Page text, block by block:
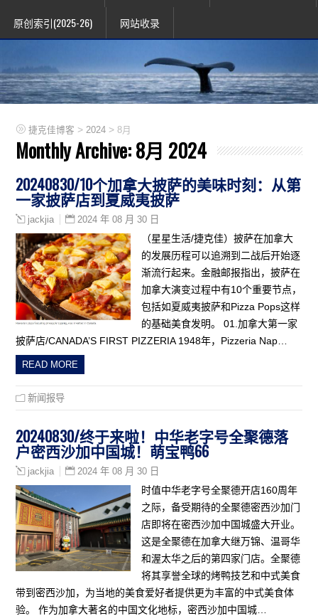
原创索引(2025-26) 网站收录
捷克佳博客 > 2024 >8月
Monthly Archive:8月 2024
20240830/10个加拿大披萨的美味时刻：从第
一家披萨店到夏威夷披萨
jackjia 2024 年 08 月 30 日
（星星生活/捷克佳）披萨在加拿大
的发展历程可以追溯到二战后开始逐
渐流行起来。金融邮报指出，披萨在
加拿大演变过程中有10个重要节点，
包括如夏威夷披萨和Pizza Pops这样
的基础美食发明。 01.加拿大第一家
披萨店/CANADA’S FIRST PIZZERIA 1948年，Pizzeria Nap…
READ MORE
新闻报导
20240830/终于来啦！中华老字号全聚德落
户密西沙加中国城！萌宝鸭66
jackjia 2024 年 08 月 30 日
时值中华老字号全聚德开店160周年
之际，备受期待的全聚德密西沙加门
店即将在密西沙加中国城盛大开业。
这是全聚德在加拿大继万锦、温哥华
和渥太华之后的第四家门店。全聚德
将其享誉全球的烤鸭技艺和中式美食
带到密西沙加，为当地的美食爱好者提供更为丰富的中式美食体
验。 作为加拿大著名的中国文化地标，密西沙加中国城…